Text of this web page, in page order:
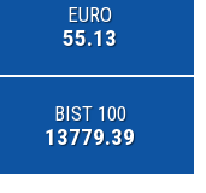
EURO
55.13
BIST 100
13779.39